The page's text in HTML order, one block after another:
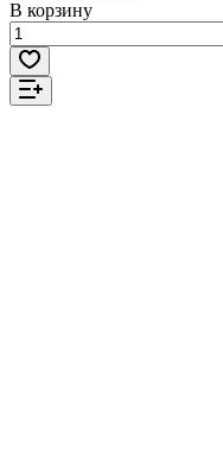
В корзину